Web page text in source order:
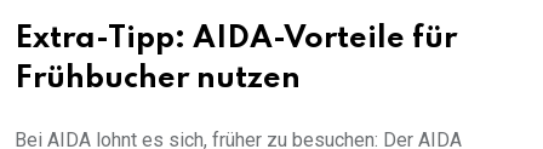
Extra-Tipp: AIDA-Vorteile für
Frühbucher nutzen
Bei AIDA lohnt es sich, früher zu besuchen: Der AIDA